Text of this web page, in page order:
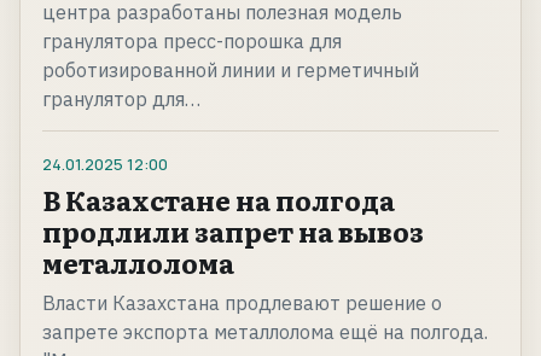
центра разработаны полезная модель
гранулятора пресс-порошка для
роботизированной линии и герметичный
гранулятор для…
24.01.2025 12:00
В Казахстане на полгода
продлили запрет на вывоз
металлолома
Власти Казахстана продлевают решение о
запрете экспорта металлолома ещё на полгода.